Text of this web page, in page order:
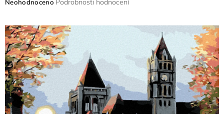
je
0,0
z
5
hvězdiček.
Neohodnoceno Podrobnosti hodnocení